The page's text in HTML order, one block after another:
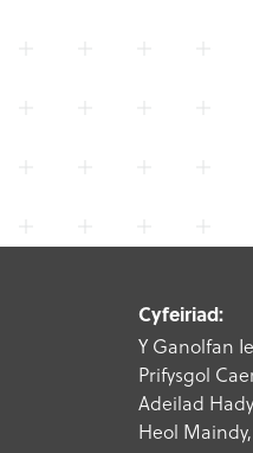
Cyfeiriad:
Y Ganolfan
Prifysgol
Adeilad
Heol Maindy,